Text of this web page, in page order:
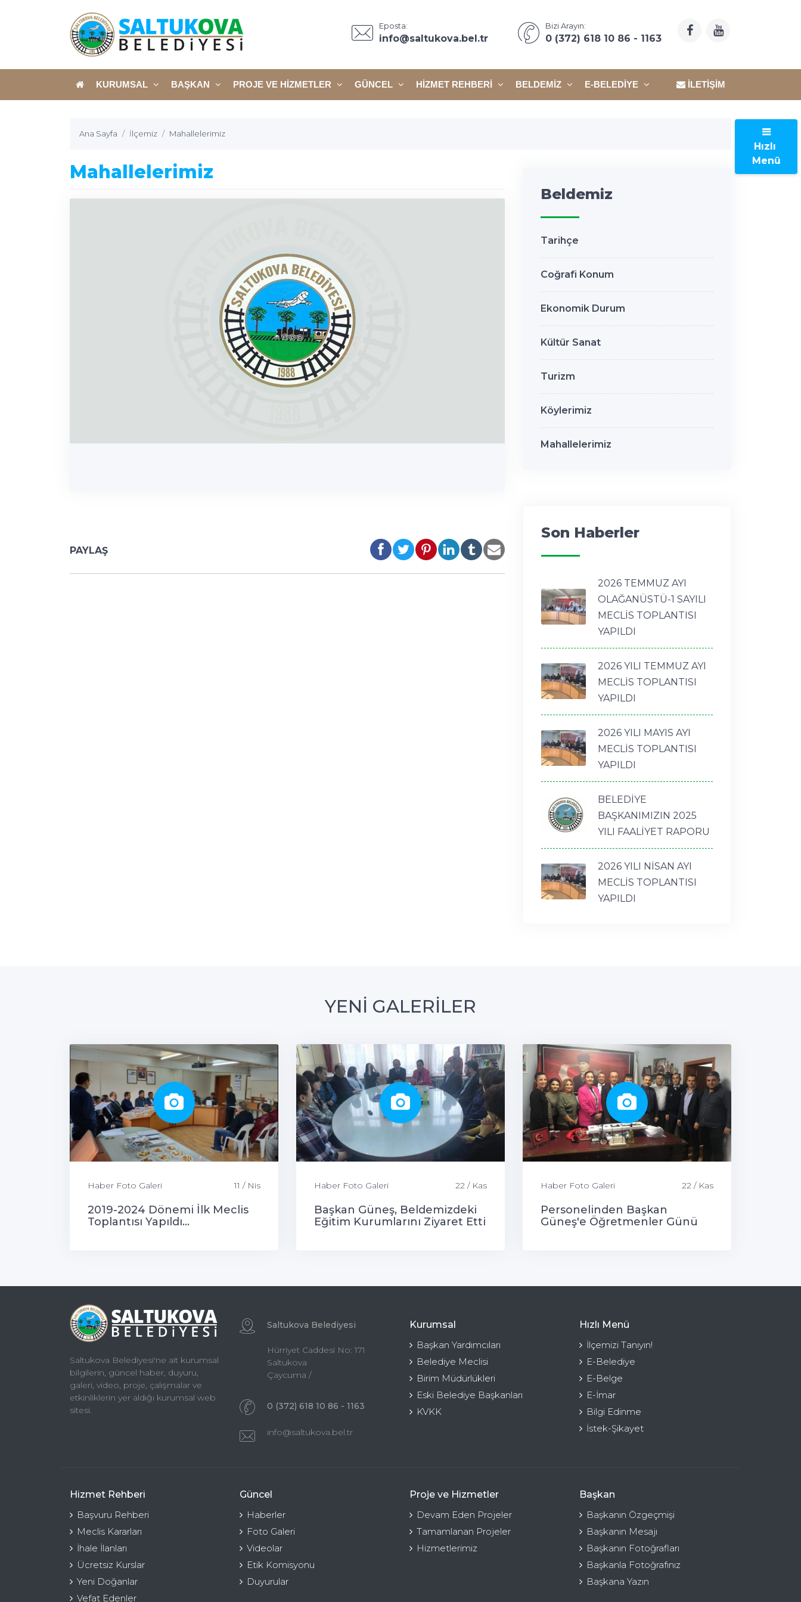
Eposta:
info@saltukova.bel.tr
Bizi Arayın:
0 (372) 618 10 86 - 1163
KURUMSAL BAŞKAN PROJE VE HIZMETLER GÜNCEL HIZMET REHBERI BELDEMIZ E-BELEDIYE İLETIŞIM
Ana Sayfa İlçemiz Mahallelerimiz
Mahallelerimiz
PAYLAŞ
Beldemiz
Tarihçe
Coğrafi Konum
Ekonomik Durum
Kültür Sanat
Turizm
Köylerimiz
Mahallelerimiz
Son Haberler
2026 TEMMUZ AYI
OLAĞANÜSTÜ-1 SAYILI
MECLİS TOPLANTISI
YAPILDI
2026 YILI TEMMUZ AYI
MECLİS TOPLANTISI
YAPILDI
2026 YILI MAYIS AYI
MECLİS TOPLANTISI
YAPILDI
BELEDİYE
BAŞKANIMIZIN 2025
YILI FAALİYET RAPORU
2026 YILI NİSAN AYI
MECLİS TOPLANTISI
YAPILDI
YENİ GALERİLER
Haber Foto Galeri 11 / Nis
2019-2024 Dönemi İlk Meclis
Toplantısı Yapıldı...
Haber Foto Galeri 22 / Kas
Başkan Güneş, Beldemizdeki
Eğitim Kurumlarını Ziyaret Etti
Haber Foto Galeri 22 / Kas
Personelinden Başkan
Güneş'e Öğretmenler Günü
Saltukova Belediyesi'ne ait kurumsal
bilgilerin, güncel haber, duyuru,
galeri, video, proje, çalışmalar ve
etkinliklerin yer aldığı kurumsal web
sitesi.
Saltukova Belediyesi
Hürriyet Caddesi No: 171
Saltukova
Çaycuma /
0 (372) 618 10 86 - 1163
info@saltukova.bel.tr
Kurumsal
Başkan Yardımcıları
Belediye Meclisi
Birim Müdürlükleri
Eski Belediye Başkanları
KVKK
Hızlı Menü
İlçemizi Tanıyın!
E-Belediye
E-Belge
E-İmar
Bilgi Edinme
İstek-Şikayet
Hizmet Rehberi
Başvuru Rehberi
Meclis Kararları
İhale İlanları
Ücretsiz Kurslar
Yeni Doğanlar
Vefat Edenler
Güncel
Haberler
Foto Galeri
Videolar
Etik Komisyonu
Duyurular
Proje ve Hizmetler
Devam Eden Projeler
Tamamlanan Projeler
Hizmetlerimiz
Başkan
Başkanın Özgeçmişi
Başkanın Mesajı
Başkanın Fotoğrafları
Başkanla Fotoğrafınız
Başkana Yazın
Hızlı
Menü